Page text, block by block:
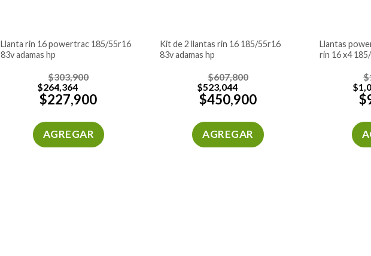
llanta rin 16 powertrac 185/55r16
83v adamas hp
$303,900
$264,364
$227,900
AGREGAR
kit de 2 llantas rin 16 185/55r16
83v adamas hp
$607,800
$523,044
$450,900
AGREGAR
llantas powertrac en promoción
rin 16 x4
$
$
$